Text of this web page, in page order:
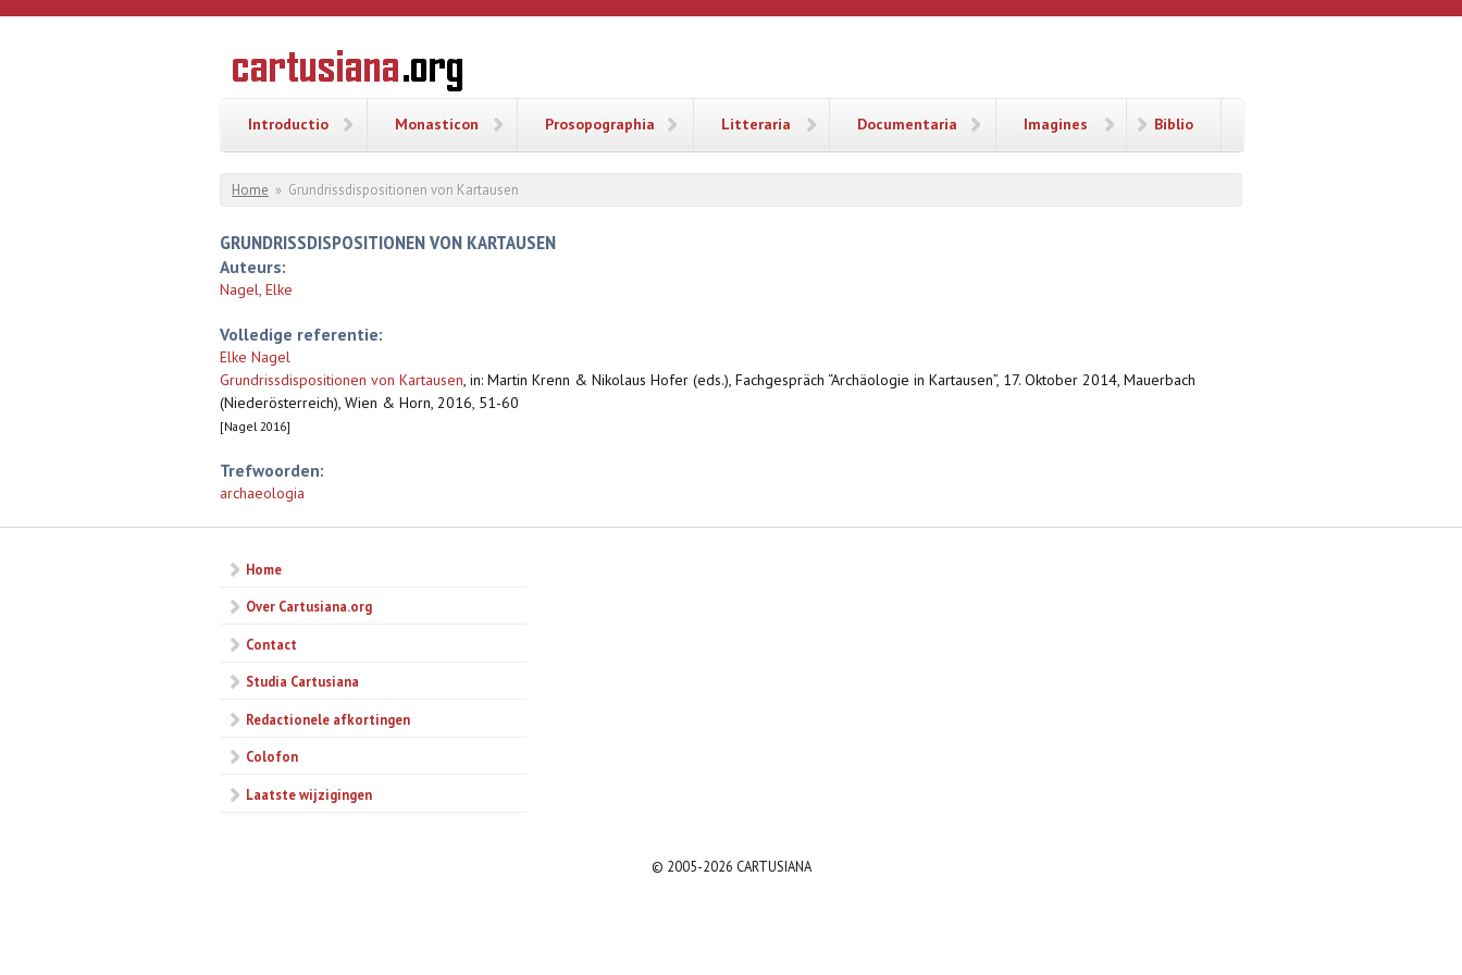
Overslaan en naar de inhoud gaan
CARTUSIANA
Geschiedenis
van de
Introductio Monasticon Prosopographia Litteraria Documentaria Imagines Biblio
U bent hier
Home » Grundrissdispositionen von Kartausen
GRUNDRISSDISPOSITIONEN VON KARTAUSEN
Auteurs:
Nagel, Elke
Volledige referentie:
Elke Nagel
Grundrissdispositionen von Kartausen, in: Martin Krenn & Nikolaus Hofer (eds.), Fachgespräch “Archäologie in Kartausen”, 17. Oktober 2014, Mauerbach
(Niederösterreich), Wien & Horn, 2016, 51-60
[Nagel 2016]
Trefwoorden:
archaeologia
Home
Over Cartusiana.org
Contact
Studia Cartusiana
Redactionele afkortingen
Colofon
Laatste wijzigingen
© 2005-2026 CARTUSIANA